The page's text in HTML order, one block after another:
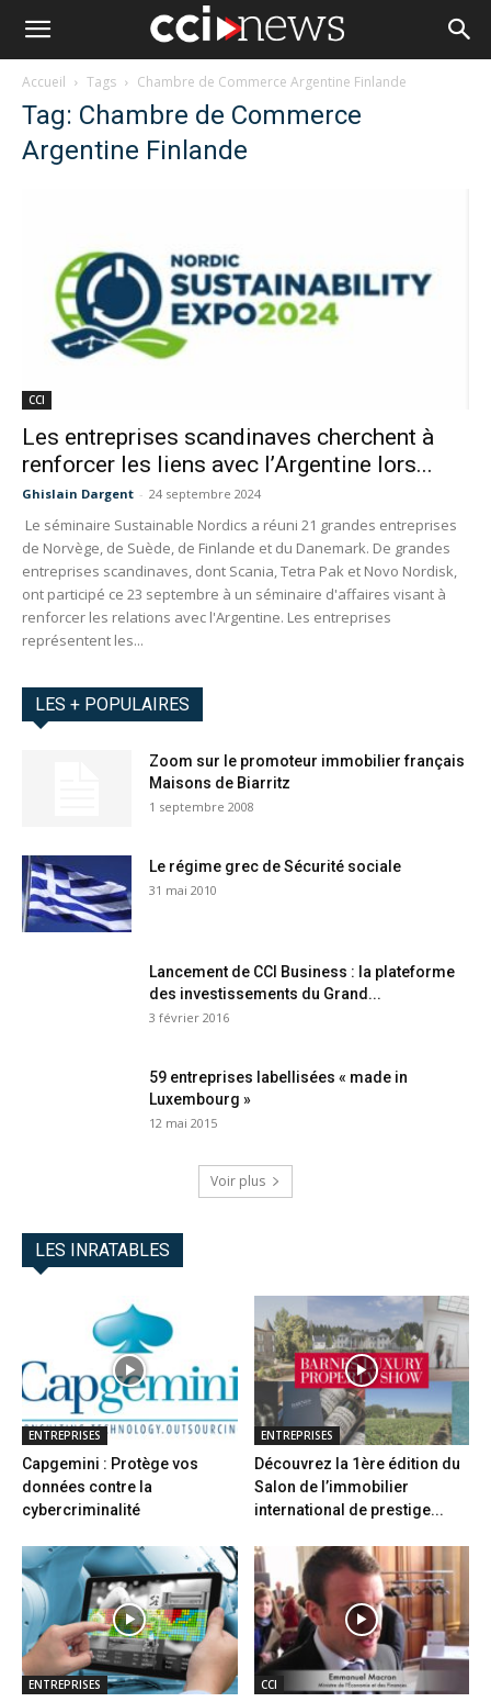
Accueil Tags Chambre de Commerce Argentine Finlande
Tag: Chambre de Commerce
Argentine Finlande
CCI
Les entreprises scandinaves cherchent à
renforcer les liens avec l’Argentine lors...
Ghislain Dargent - 24 septembre 2024
Le séminaire Sustainable Nordics a réuni 21 grandes entreprises
de Norvège, de Suède, de Finlande et du Danemark. De grandes
entreprises scandinaves, dont Scania, Tetra Pak et Novo Nordisk,
ont participé ce 23 septembre à un séminaire d'affaires visant à
renforcer les relations avec l'Argentine. Les entreprises
représentent les...
LES + POPULAIRES
Zoom sur le promoteur immobilier français
Maisons de Biarritz
1 septembre 2008
Le régime grec de Sécurité sociale
31 mai 2010
Lancement de CCI Business : la plateforme
des investissements du Grand...
3 février 2016
59 entreprises labellisées « made in
Luxembourg »
12 mai 2015
Voir plus
LES INRATABLES
ENTREPRISES
Capgemini : Protège vos
données contre la
cybercriminalité
ENTREPRISES
Découvrez la 1ère édition du
Salon de l’immobilier
international de prestige...
ENTREPRISES CCI